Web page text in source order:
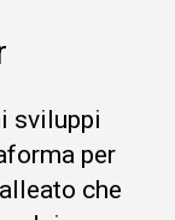
sviluppi
per
che